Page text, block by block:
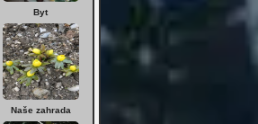
Byt
Naše zahrada